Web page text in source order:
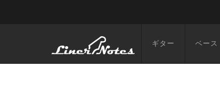
ギター ベース